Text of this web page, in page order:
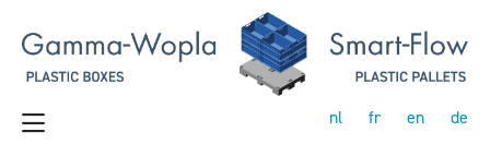
nl fr en de